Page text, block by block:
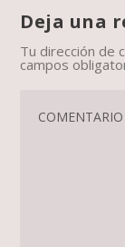
Deja una
Tu dirección de
campos